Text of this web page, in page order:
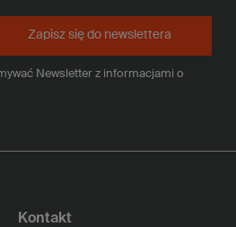
Newsletter z informacjami o
Zapisz się do newslettera
Kontakt